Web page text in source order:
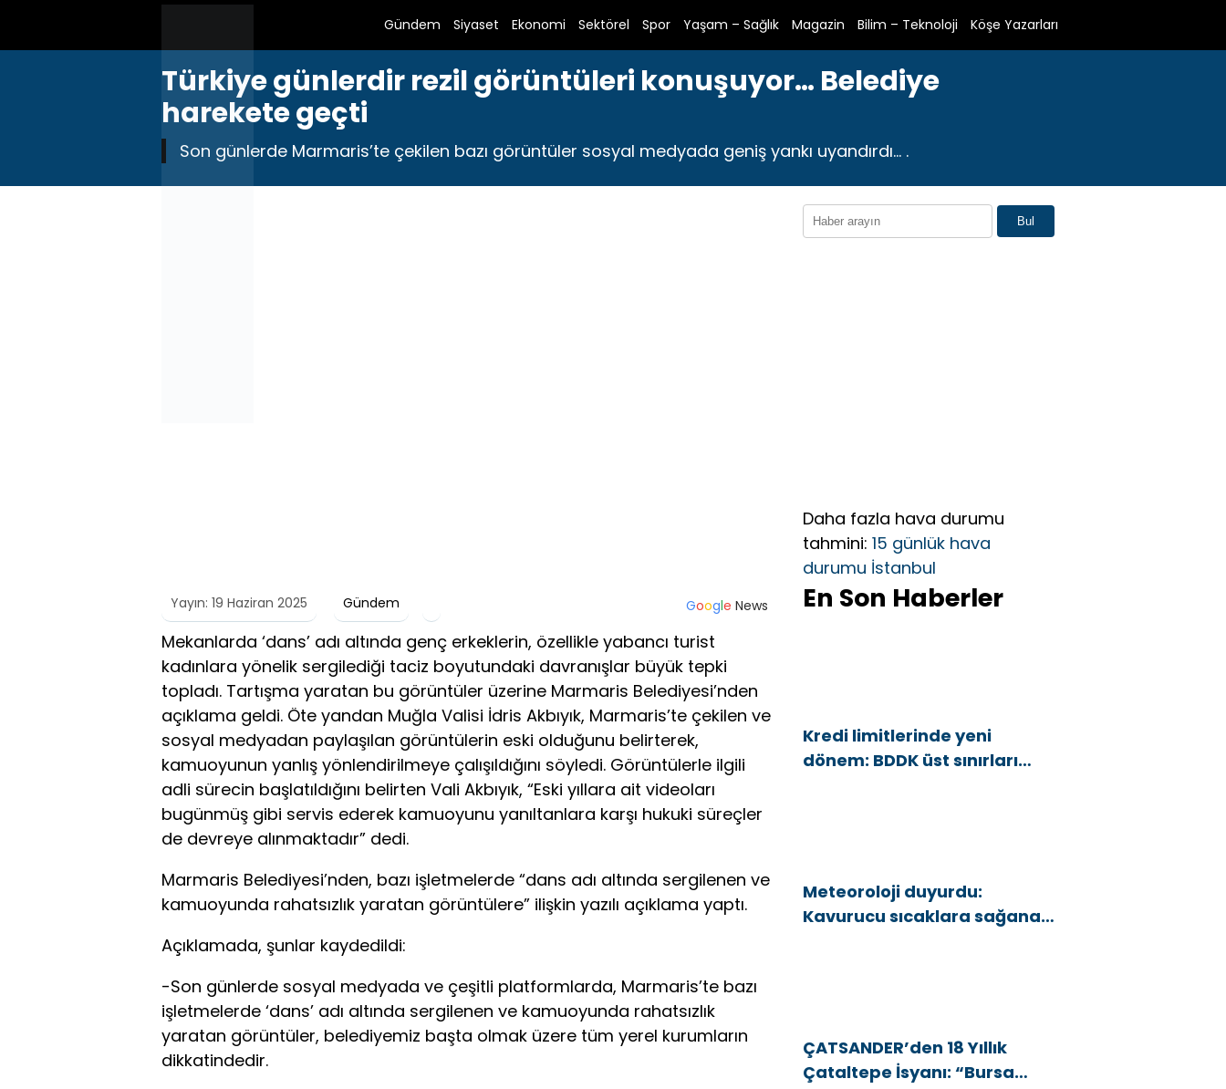
Gündem Siyaset Ekonomi Sektörel Spor Yaşam – Sağlık Magazin Bilim – Teknoloji Köşe Yazarları
Türkiye günlerdir rezil görüntüleri konuşuyor… Belediye
harekete geçti
Son günlerde Marmaris’te çekilen bazı görüntüler sosyal medyada geniş yankı uyandırdı… .
Yayın: 19 Haziran 2025 Gündem Google News
Mekanlarda ‘dans’ adı altında genç erkeklerin, özellikle yabancı turist
kadınlara yönelik sergilediği taciz boyutundaki davranışlar büyük tepki
topladı. Tartışma yaratan bu görüntüler üzerine Marmaris Belediyesi’nden
açıklama geldi. Öte yandan Muğla Valisi İdris Akbıyık, Marmaris’te çekilen ve
sosyal medyadan paylaşılan görüntülerin eski olduğunu belirterek,
kamuoyunun yanlış yönlendirilmeye çalışıldığını söyledi. Görüntülerle ilgili
adli sürecin başlatıldığını belirten Vali Akbıyık, “Eski yıllara ait videoları
bugünmüş gibi servis ederek kamuoyunu yanıltanlara karşı hukuki süreçler
de devreye alınmaktadır” dedi.
Marmaris Belediyesi’nden, bazı işletmelerde “dans adı altında sergilenen ve
kamuoyunda rahatsızlık yaratan görüntülere” ilişkin yazılı açıklama yaptı.
Açıklamada, şunlar kaydedildi:
-Son günlerde sosyal medyada ve çeşitli platformlarda, Marmaris’te bazı
işletmelerde ‘dans’ adı altında sergilenen ve kamuoyunda rahatsızlık
yaratan görüntüler, belediyemiz başta olmak üzere tüm yerel kurumların
dikkatindedir.
Bul
Daha fazla hava durumu
tahmini: 15 günlük hava
durumu İstanbul
En Son Haberler
Kredi limitlerinde yeni
dönem: BDDK üst sınırları
Meteoroloji duyurdu:
Kavurucu sıcaklara sağanak
ÇATSANDER’den 18 Yıllık
Çataltepe İsyanı: “Bursa